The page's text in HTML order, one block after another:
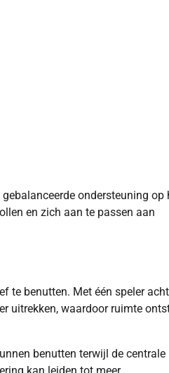
ondersteuning op
en zich aan te passen aan
te benutten. Met één speler
uitrekken, waardoor ruimte
benutten terwijl de centrale